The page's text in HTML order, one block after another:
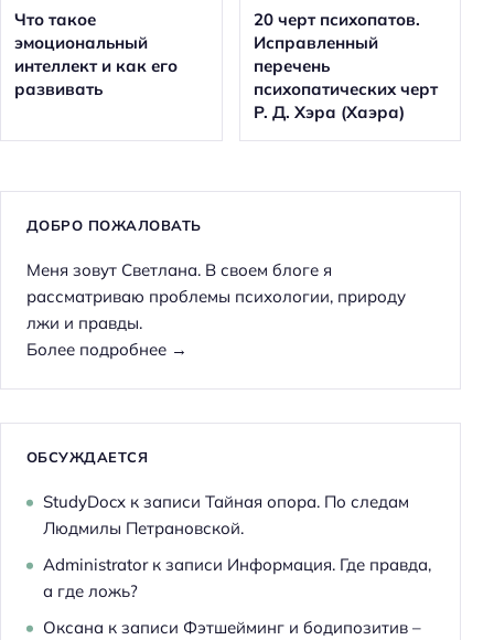
Что такое
эмоциональный
интеллект и как его
развивать
20 черт психопатов.
Исправленный
перечень
психопатических черт
Р. Д. Хэра (Хаэра)
ДОБРО ПОЖАЛОВАТЬ
Меня зовут Светлана. В своем блоге я
рассматриваю проблемы психологии, природу
лжи и правды.
Более подробнее →
ОБСУЖДАЕТСЯ
StudyDocxк записи Тайная опора. По следам
Людмилы Петрановской.
Administratorк записи Информация. Где правда,
а где ложь?
Оксана к записи Фэтшейминг и бодипозитив –